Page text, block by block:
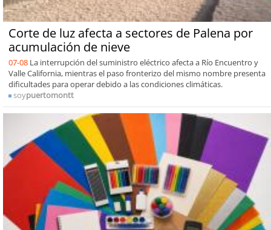
Corte de luz afecta a sectores de Palena por
acumulación de nieve
07-08 La interrupción del suministro eléctrico afecta a Río Encuentro y
Valle California, mientras el paso fronterizo del mismo nombre presenta
dificultades para operar debido a las condiciones climáticas.
soypuertomontt